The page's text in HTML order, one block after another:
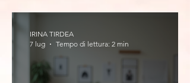
IRINA TIRDEA
7 lug
Tempo di lettura: 2 min